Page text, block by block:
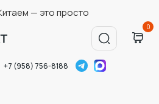
— это просто
0
+7 (958) 756-8188